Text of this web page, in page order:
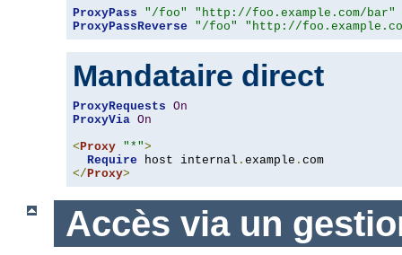
ProxyPass "/foo"
"http://foo.example.com/bar"
ProxyPassReverse
"/foo" "http://
Mandataire direct
ProxyRequests On
ProxyVia On
< Proxy "*">
Require host internal . example .
</ Proxy>
Accès via un